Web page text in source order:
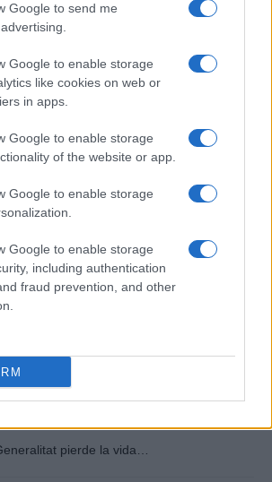
Google to send me
Google to enable storage
like cookies on web or
in apps.
Google to enable storage
of the website or app.
Google to enable storage
Google to enable storage
including authentication
fraud prevention, and other
con celebración
pierde la vida…